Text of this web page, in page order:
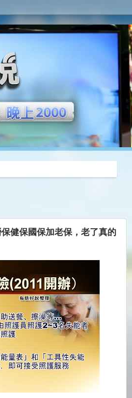
健保國保加老保，老了真的